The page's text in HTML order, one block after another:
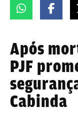
Após
PJF
Cabinda